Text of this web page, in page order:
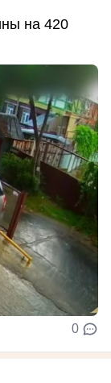
на 420
0